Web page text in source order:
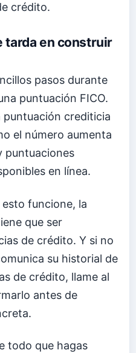
crédito.
tarda en construir
pasos durante
puntuación FICO.
puntuación crediticia
el número aumenta
puntuaciones
en línea.
funcione, la
que ser
de crédito. Y si no
su historial de
de crédito, llame al
antes de
todo que hagas